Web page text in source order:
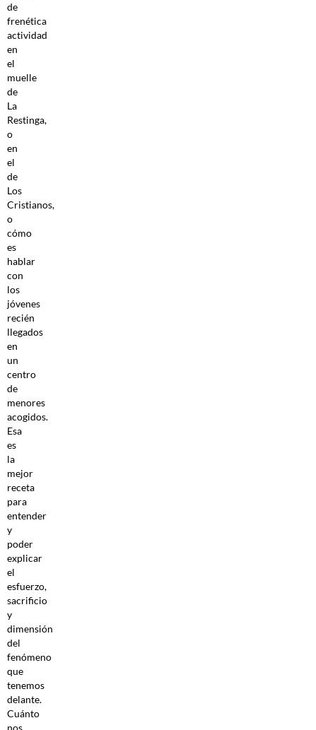
de
frenética
actividad
en
el
muelle
de
La
Restinga,
o
en
el
de
Los
Cristianos,
o
cómo
es
hablar
con
los
jóvenes
recién
llegados
en
un
centro
de
menores
acogidos.
Esa
es
la
mejor
receta
para
entender
y
poder
explicar
el
esfuerzo,
sacrificio
y
dimensión
del
fenómeno
que
tenemos
delante.
Cuánto
nos